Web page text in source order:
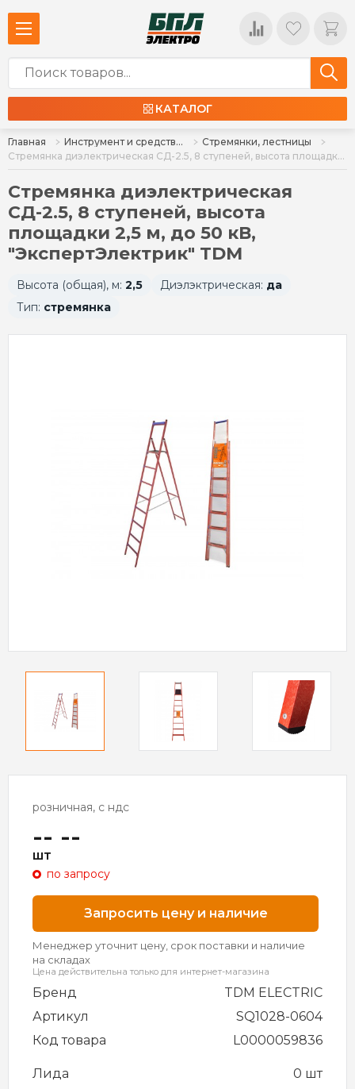
КАТАЛОГ
Главная Инструмент и средства индивидуальной защиты
Стремянки, лестницы
Стремянка диэлектрическая СД-2.5, 8 ступеней, высота площадки 2,5 м, до 50 кВ, "ЭкспертЭлектрик" TDM
Стремянка диэлектрическая
СД-2.5, 8 ступеней, высота
площадки 2,5 м, до 50 кВ,
"ЭкспертЭлектрик" TDM
Высота (общая), м: 2,5 Диэлэктрическая: да
Тип: стремянка
розничная, с ндс
-- --
шт
по запросу
Запросить цену и наличие
Менеджер уточнит цену, срок поставки и наличие
на складах
Цена действительна только для интернет-магазина
Бренд
TDM ELECTRIC
Артикул
SQ1028-0604
Код товара
L0000059836
Лида
0 шт